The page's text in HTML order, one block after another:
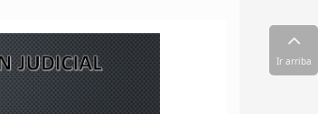
Ir arriba